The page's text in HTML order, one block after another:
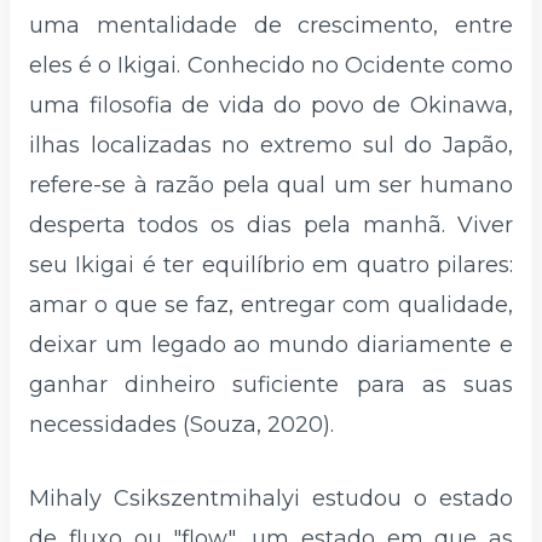
uma mentalidade de crescimento, entre
eles é o Ikigai. Conhecido no Ocidente como
uma filosofia de vida do povo de Okinawa,
ilhas localizadas no extremo sul do Japão,
refere-se à razão pela qual um ser humano
desperta todos os dias pela manhã. Viver
seu Ikigai é ter equilíbrio em quatro pilares:
amar o que se faz, entregar com qualidade,
deixar um legado ao mundo diariamente e
ganhar dinheiro suficiente para as suas
necessidades (Souza, 2020).
Mihaly Csikszentmihalyi estudou o estado